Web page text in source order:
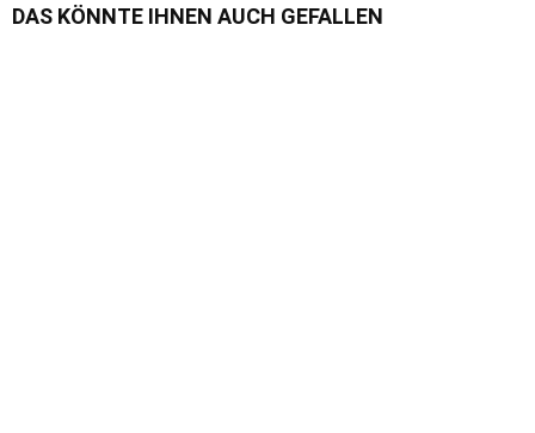
DAS KÖNNTE IHNEN AUCH GEFALLEN